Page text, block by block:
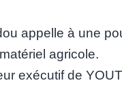
appelle à une
agricole.
exécutif de